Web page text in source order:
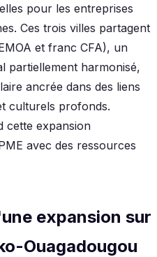
pour les entreprises
Ces trois villes partagent
et franc CFA), un
partiellement harmonisé,
ancrée dans des liens
culturels profonds.
cette expansion
avec des ressources
expansion sur
Ouagadougou